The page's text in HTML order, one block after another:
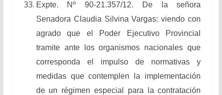
Expte. Nº 90-21.357/12. De la señora
Senadora Claudia Silvina Vargas: viendo con
agrado que el Poder Ejecutivo Provincial
tramite ante los organismos nacionales que
corresponda el impulso de normativas y
medidas que contemplen la implementación
de un régimen especial para la contratación